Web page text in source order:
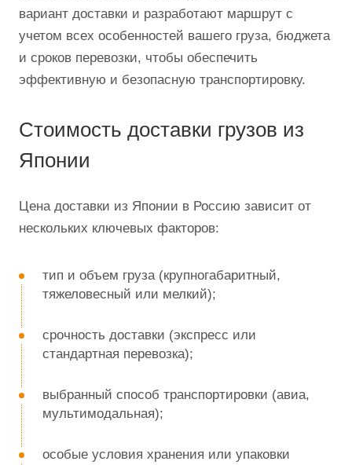
вариант доставки и разработают маршрут с
учетом всех особенностей вашего груза, бюджета
и сроков перевозки, чтобы обеспечить
эффективную и безопасную транспортировку.
Cтоимость доставки грузов из
Японии
Цена доставки из Японии в Россию зависит от
нескольких ключевых факторов:
тип и объем груза (крупногабаритный,
тяжеловесный или мелкий);
срочность доставки (экспресс или
стандартная перевозка);
выбранный способ транспортировки (авиа,
мультимодальная);
особые условия хранения или упаковки